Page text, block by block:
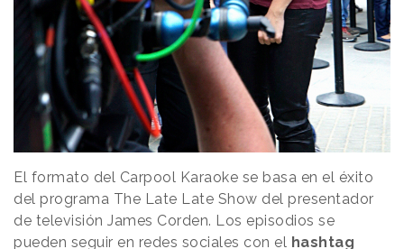
El formato del Carpool Karaoke se basa en el éxito
del programa The Late Late Show del presentador
de televisión James Corden. Los episodios se
pueden seguir en redes sociales con el hashtag